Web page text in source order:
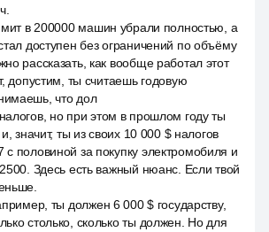
в 200000 машин убрали полностью, а
доступен без ограничений по объёму
рассказать, как вообще работал этот
допустим, ты считаешь годовую
что дол
но при этом в прошлом году ты
и, значит, ты из своих 10 000 $ налогов
половиной за покупку электромобиля и
2500. Здесь есть важный нюанс. Если твой
ты должен 6 000 $ государству,
столько, сколько ты должен. Но для